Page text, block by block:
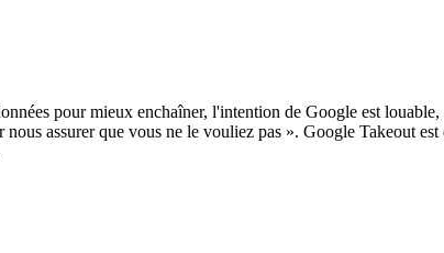
pour mieux enchaîner, l'intention de Google est
assurer que vous ne le vouliez pas ». Google Takeout